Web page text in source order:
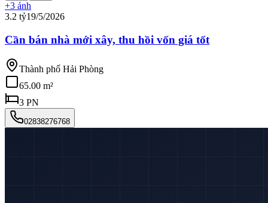
+3 ảnh
3.2 tỷ19/5/2026
Cần bán nhà mới xây, thu hồi vốn giá tốt
Thành phố Hải Phòng
65.00 m²
3 PN
02838276768